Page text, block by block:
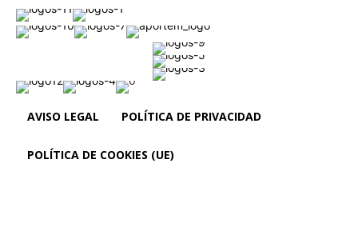
AVISO LEGAL POLÍTICA DE PRIVACIDAD
POLÍTICA DE COOKIES (UE)